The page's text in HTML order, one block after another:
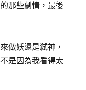
那些劇情，最後
做妖還是弒神，
是因為我看得太